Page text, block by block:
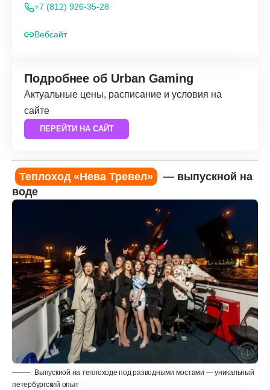
+7 (812) 926-35-28
Вебсайт
Подробнее об Urban Gaming
Актуальные цены, расписание и условия на
сайте
ПЕРЕЙТИ НА САЙТ
Теплоход «Нева Тревел»
— выпускной на
воде
Выпускной на теплоходе под разводными мостами — уникальный
петербургский опыт